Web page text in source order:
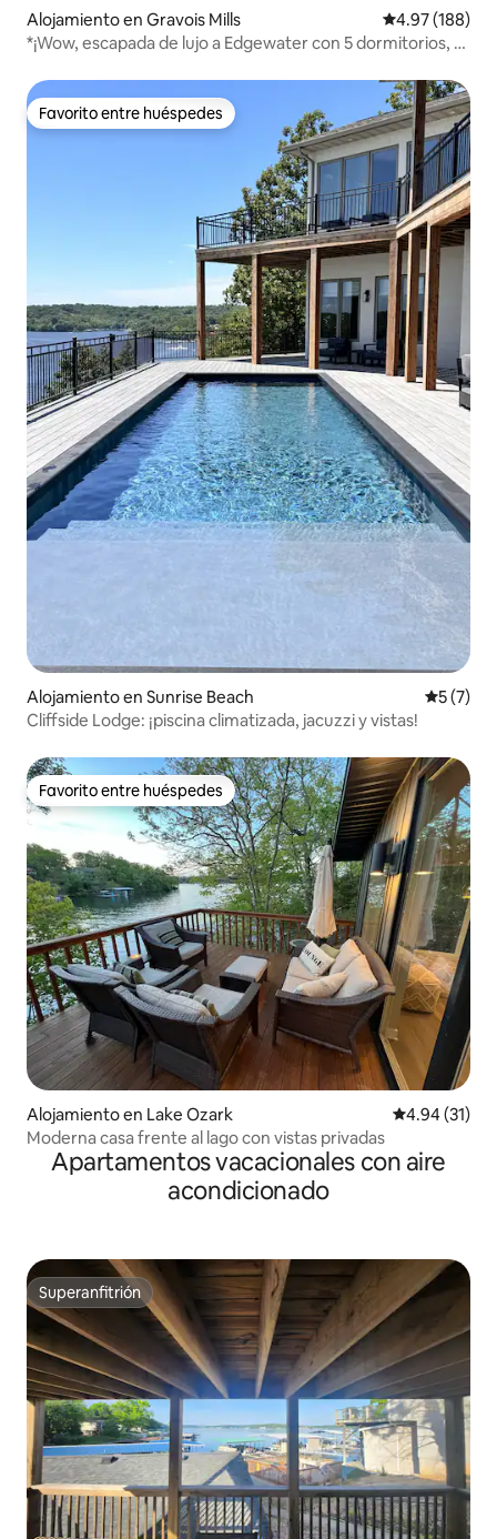
Alojamiento en Gravois Mills Calificación
4.97 (188)
*¡Wow, escapada de lujo a Edgewater con 5 dormitorios, 4
Favorito entre huéspedes
Favorito entre huéspedes
Alojamiento en Sunrise Beach
5 (7)
Cliffside Lodge: ¡piscina climatizada, jacuzzi y vistas!
Favorito entre huéspedes
Favorito entre huéspedes
Alojamiento en Lake Ozark Calificación
4.94 (31)
Moderna casa frente al lago con vistas privadas
Apartamentos vacacionales con aire
acondicionado
Superanfitrión
Superanfitrión